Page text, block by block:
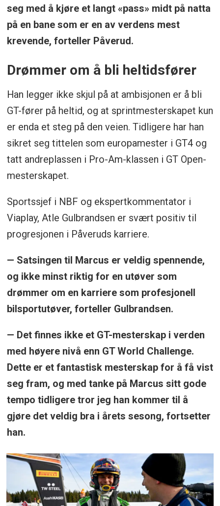
seg med å kjøre et langt «pass» midt på natta
på en bane som er en av verdens mest
krevende, forteller Påverud.
Drømmer om å bli heltidsfører
Han legger ikke skjul på at ambisjonen er å bli
GT-fører på heltid, og at sprintmesterskapet kun
er enda et steg på den veien. Tidligere har han
sikret seg tittelen som europamester i GT4 og
tatt andreplassen i Pro-Am-klassen i GT Open-
mesterskapet.
Sportssjef i NBF og ekspertkommentator i
Viaplay, Atle Gulbrandsen er svært positiv til
progresjonen i Påveruds karriere.
— Satsingen til Marcus er veldig spennende,
og ikke minst riktig for en utøver som
drømmer om en karriere som profesjonell
bilsportutøver, forteller Gulbrandsen.
— Det finnes ikke et GT-mesterskap i verden
med høyere nivå enn GT World Challenge.
Dette er et fantastisk mesterskap for å få vist
seg fram, og med tanke på Marcus sitt gode
tempo tidligere tror jeg han kommer til å
gjøre det veldig bra i årets sesong, fortsetter
han.